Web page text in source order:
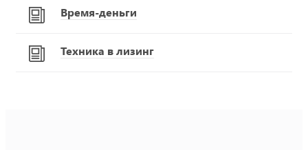
Время-деньги
Техника в лизинг